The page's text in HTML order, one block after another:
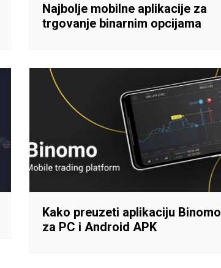
Najbolje mobilne aplikacije za
trgovanje binarnim opcijama
Kako preuzeti aplikaciju Binomo
za PC i Android APK